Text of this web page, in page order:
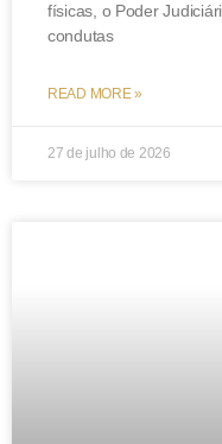
físicas, o Poder
condutas
READ MORE »
27 de julho de 2026